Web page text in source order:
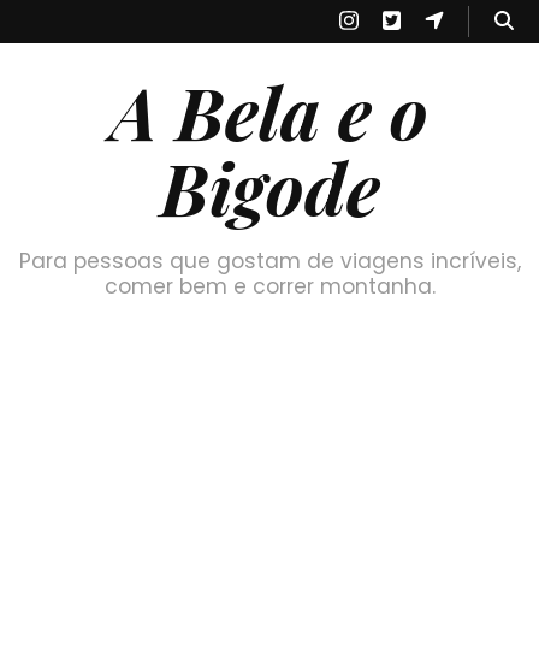
A Bela e o
Bigode
Para pessoas que gostam de viagens incríveis,
comer bem e correr montanha.